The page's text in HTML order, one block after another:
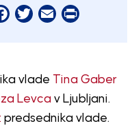
Facebook
Twitter
EmailPrint
vlade Tina Gaber
Levcav Ljubljani.
predsednika vlade.